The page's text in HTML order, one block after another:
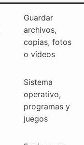
Guardar
archivos,
copias, fotos
o vídeos
Sistema
operativo,
programas y
juegos